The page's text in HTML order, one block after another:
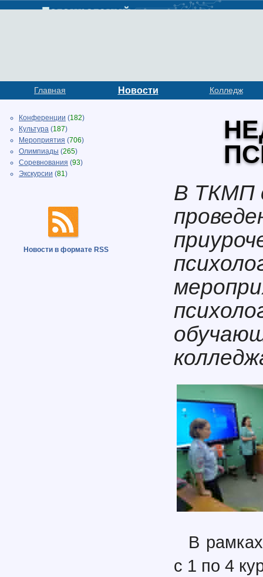
Главная Новости Колледж
Конференции (182)
Культура (187)
Мероприятия (706)
Олимпиады (265)
Соревнования (93)
Экскурсии (81)
Новости в формате RSS
В ТКМП
В
с 1 по 4